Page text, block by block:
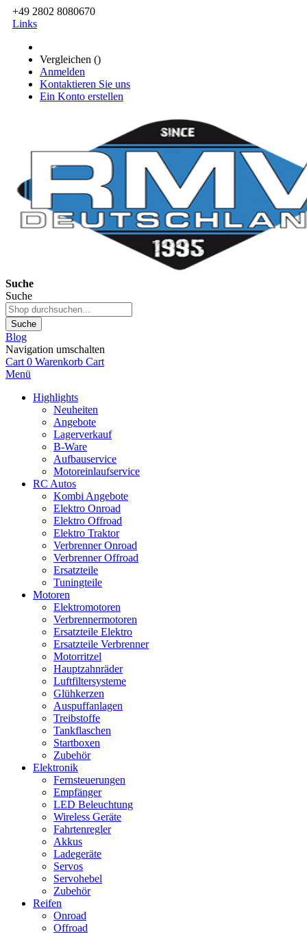
+49 2802 8080670
Links
Vergleichen ()
Anmelden
Kontaktieren Sie uns
Ein Konto erstellen
Suche
Suche
Suche
Blog
Navigation umschalten
Cart 0 Warenkorb Cart
Menü
Highlights
Neuheiten
Angebote
Lagerverkauf
B-Ware
Aufbauservice
Motoreinlaufservice
RC Autos
Kombi Angebote
Elektro Onroad
Elektro Offroad
Elektro Traktor
Verbrenner Onroad
Verbrenner Offroad
Ersatzteile
Tuningteile
Motoren
Elektromotoren
Verbrennermotoren
Ersatzteile Elektro
Ersatzteile Verbrenner
Motorritzel
Hauptzahnräder
Luftfiltersysteme
Glühkerzen
Auspuffanlagen
Treibstoffe
Tankflaschen
Startboxen
Zubehör
Elektronik
Fernsteuerungen
Empfänger
LED Beleuchtung
Wireless Geräte
Fahrtenregler
Akkus
Ladegeräte
Servos
Servohebel
Zubehör
Reifen
Onroad
Offroad